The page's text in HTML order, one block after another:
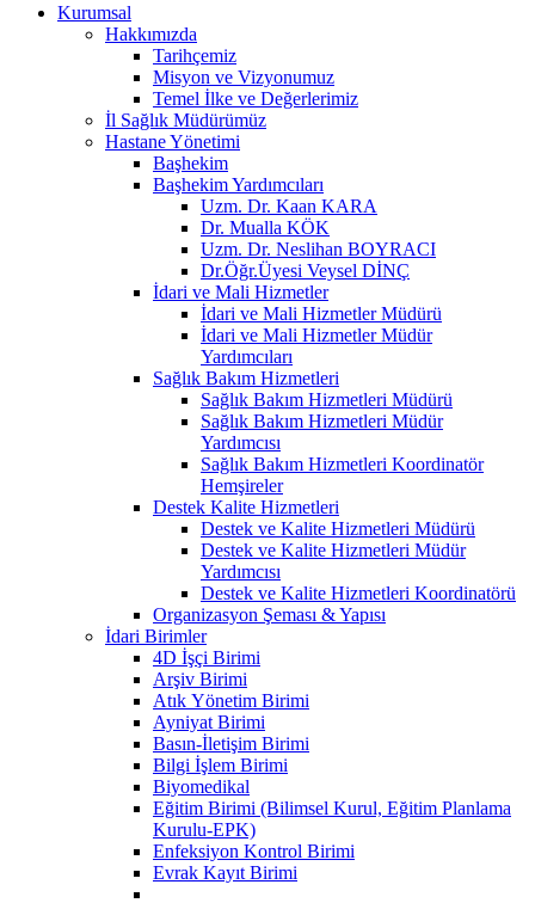
Kurumsal
Hakkımızda
Tarihçemiz
Misyon ve Vizyonumuz
Temel İlke ve Değerlerimiz
İl Sağlık Müdürümüz
Hastane Yönetimi
Başhekim
Başhekim Yardımcıları
Uzm. Dr. Kaan KARA
Dr. Mualla KÖK
Uzm. Dr. Neslihan BOYRACI
Dr.Öğr.Üyesi Veysel DİNÇ
İdari ve Mali Hizmetler
İdari ve Mali Hizmetler Müdürü
İdari ve Mali Hizmetler Müdür
Yardımcıları
Sağlık Bakım Hizmetleri
Sağlık Bakım Hizmetleri Müdürü
Sağlık Bakım Hizmetleri Müdür
Yardımcısı
Sağlık Bakım Hizmetleri Koordinatör
Hemşireler
Destek Kalite Hizmetleri
Destek ve Kalite Hizmetleri Müdürü
Destek ve Kalite Hizmetleri Müdür
Yardımcısı
Destek ve Kalite Hizmetleri Koordinatörü
Organizasyon Şeması & Yapısı
İdari Birimler
4D İşçi Birimi
Arşiv Birimi
Atık Yönetim Birimi
Ayniyat Birimi
Basın-İletişim Birimi
Bilgi İşlem Birimi
Biyomedikal
Eğitim Birimi (Bilimsel Kurul, Eğitim Planlama
Kurulu-EPK)
Enfeksiyon Kontrol Birimi
Evrak Kayıt Birimi